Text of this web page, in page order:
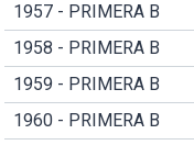
1957 - PRIMERA B
1958 - PRIMERA B
1959 - PRIMERA B
1960 - PRIMERA B